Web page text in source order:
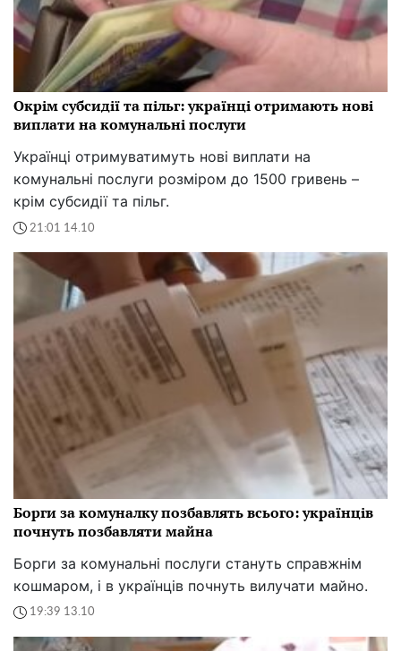
Окрім субсидії та пільг: українці отримають нові
виплати на комунальні послуги
Українці отримуватимуть нові виплати на
комунальні послуги розміром до 1500 гривень –
крім субсидії та пільг.
21:01 14.10
Борги за комуналку позбавлять всього: українців
почнуть позбавляти майна
Борги за комунальні послуги стануть справжнім
кошмаром, і в українців почнуть вилучати майно.
19:39 13.10